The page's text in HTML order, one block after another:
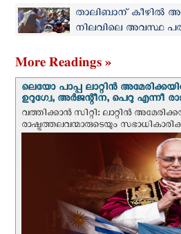
താലിബാന് കീഴില്‍
നിലവിലെ അവസ്ഥ
More Readings »
ലെയോ പാപ്പ ലാറ്റിൻ
ഉറുഗ്വേ, അർജന്റീന, പെറു എന്നീ
വത്തിക്കാന്‍ സിറ്റി: ലാറ്റിന്‍
രാഷ്ട്രത്തലവന്മാരുടെയും